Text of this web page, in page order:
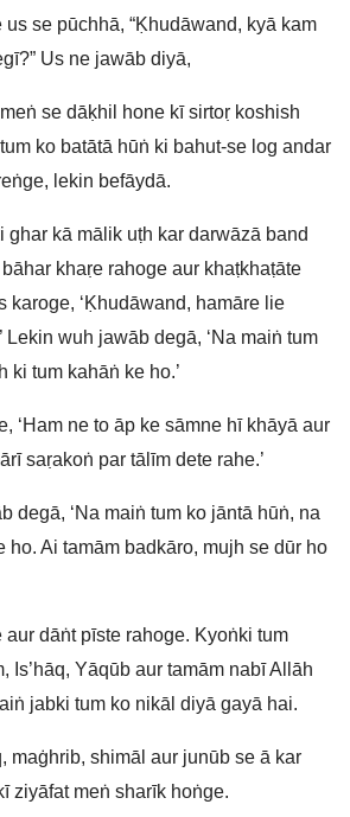
us se pūchhā, “Ḳhudāwand, kyā kam
Us ne jawāb diyā,
se dāḳhil hone kī sirtoṛ koshish
ko batātā hūṅ ki bahut-se log andar
lekin befāydā.
ghar kā mālik uṭh kar darwāzā band
khaṛe rahoge aur khaṭkhaṭāte
karoge, ‘Ḳhudāwand, hamāre lie
Lekin wuh jawāb degā, ‘Na maiṅ tum
ki tum kahāṅ ke ho.’
‘Ham ne to āp ke sāmne hī khāyā aur
saṛakoṅ par tālīm dete rahe.’
degā, ‘Na maiṅ tum ko jāntā hūṅ, na
ho. Ai tamām badkāro, mujh se dūr ho
aur dāṅt pīste rahoge. Kyoṅki tum
Is’hāq, Yāqūb aur tamām nabī Allāh
jabki tum ko nikāl diyā gayā hai.
maġhrib, shimāl aur junūb se ā kar
ziyāfat meṅ sharīk hoṅge.